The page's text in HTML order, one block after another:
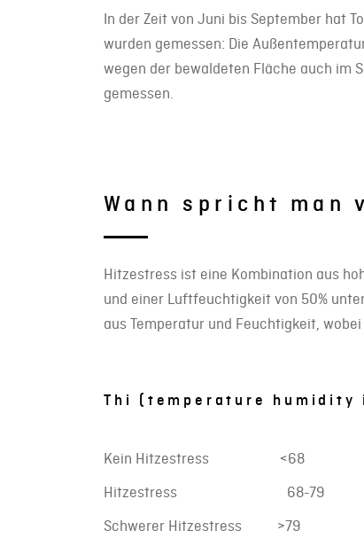
In der Zeit von Juni bis September hat
wurden gemessen: Die
wegen der bewaldeten Fläche auch im
gemessen.
Wann spricht man
Hitzestress ist eine Kombination aus
und einer Luftfeuchtigkeit von 50%
aus Temperatur und Feuchtigkeit,
Thi (temperature humidity
Kein Hitzestress <68
Hitzestress 68-79
Schwerer Hitzestress >79